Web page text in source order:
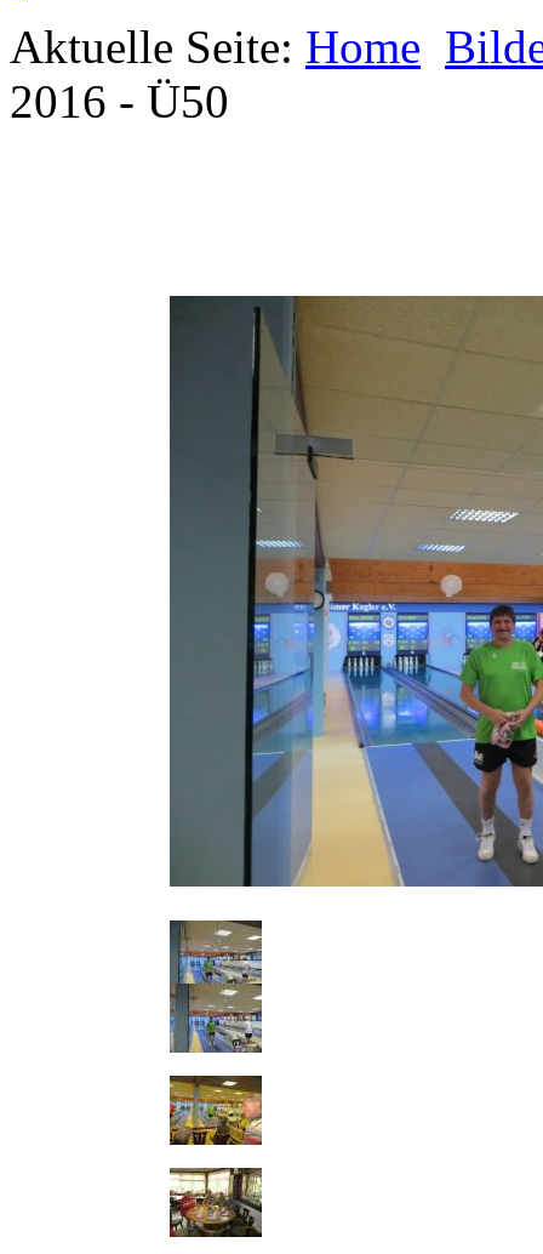
Aktuelle Seite: Home
2016 - Ü50